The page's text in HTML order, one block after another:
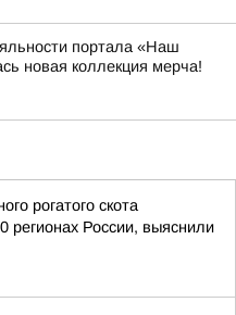
портала «Наш
новая коллекция мерча!
рогатого скота
регионах России, выяснили